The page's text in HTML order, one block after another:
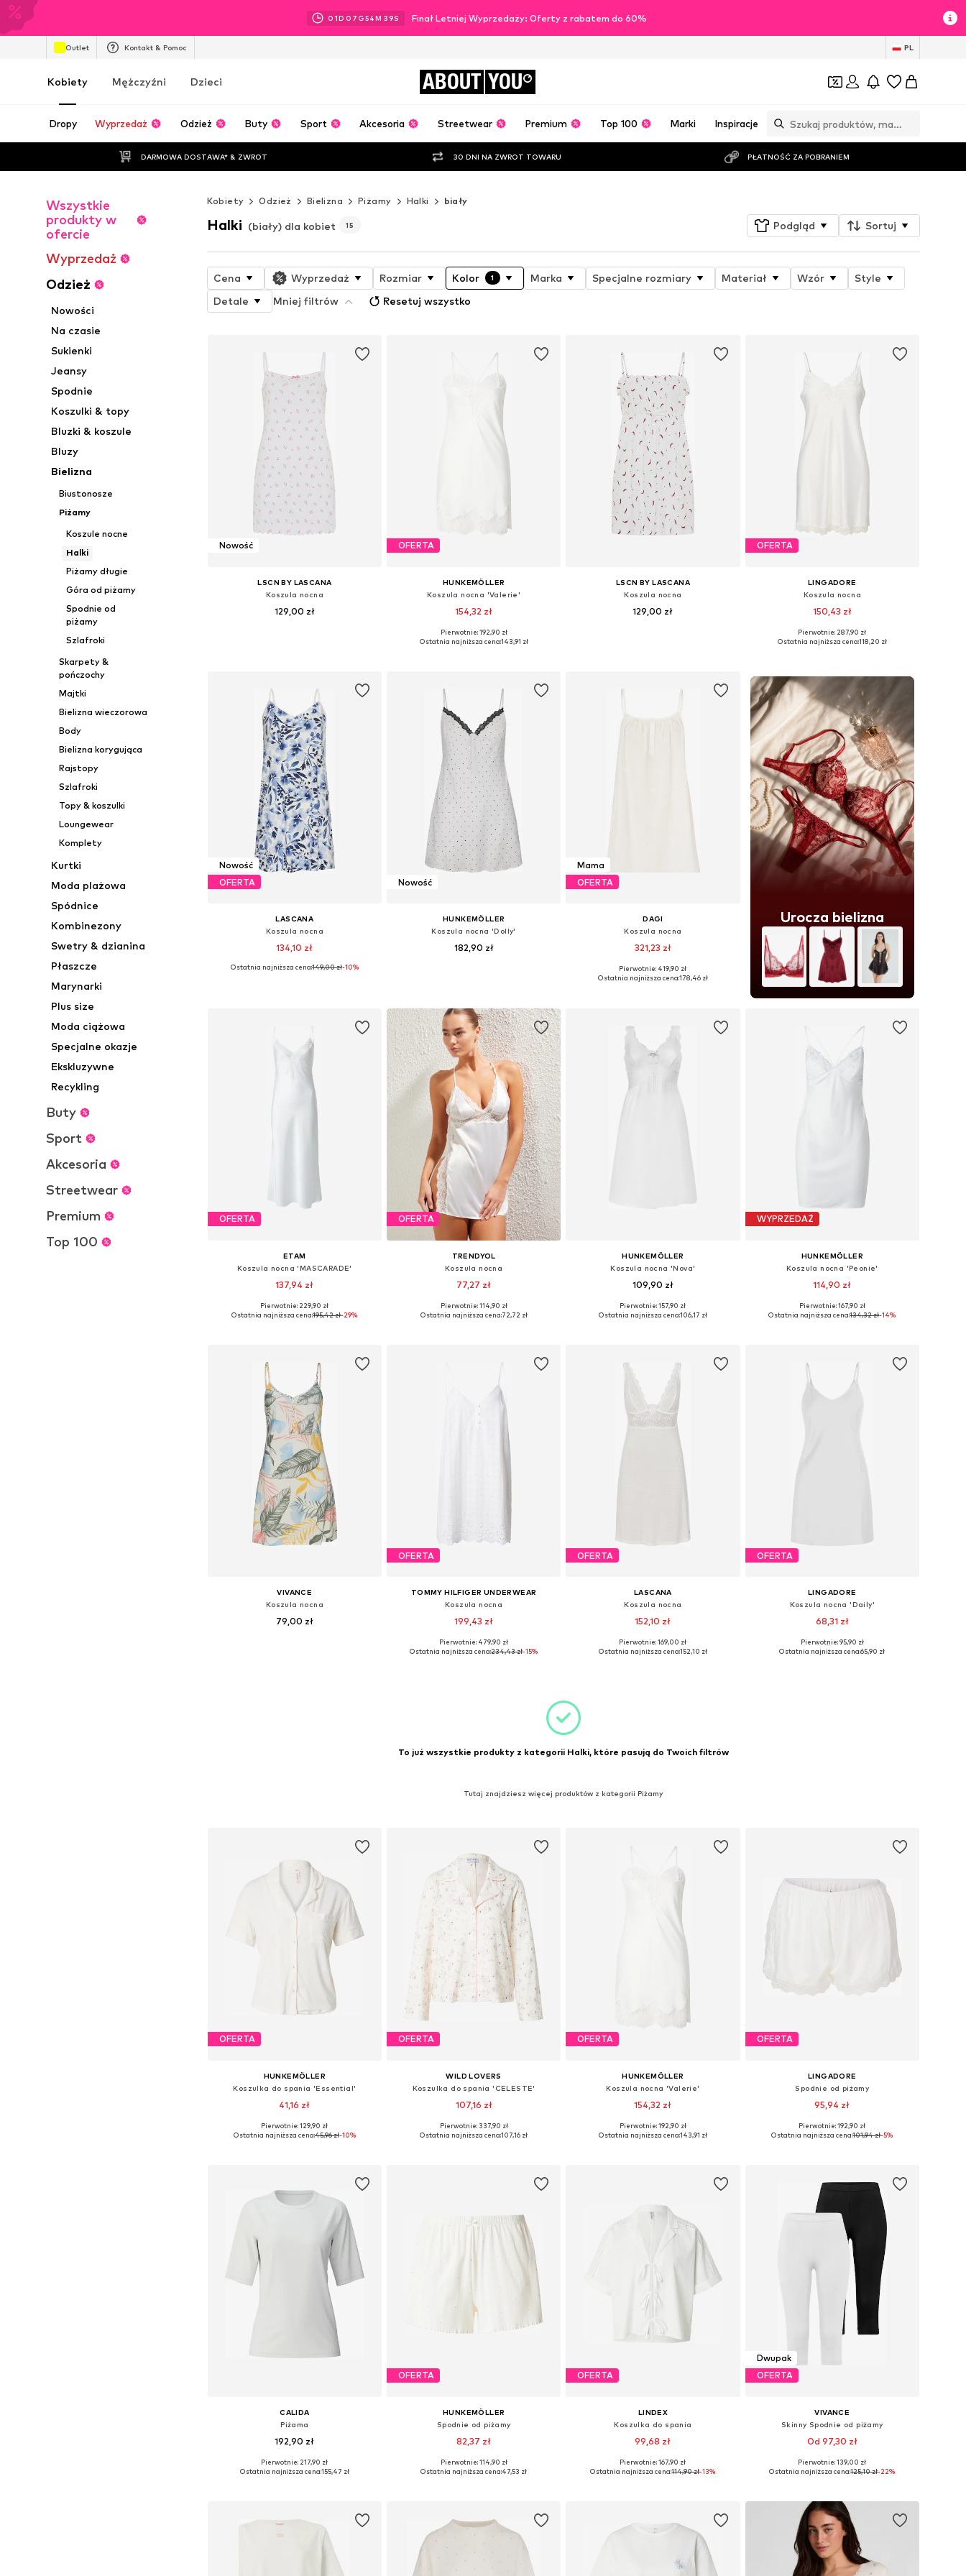
01D 07 G54M 37S Finał Letniej Wyprzedaży: Oferty z rabatem do 60%
Outlet Kontakt & Pomoc PL
Kobiety Mężczyźni Dzieci ABOUT YOU
Dropy Wyprzedaż Odzież Buty Sport Akcesoria Streetwear Premium Top 100 Marki Inspiracje
DARMOWA DOSTAWA* & ZWROT 30 DNI NA ZWROT TOWARU PŁATNOŚĆ ZA POBRANIEM
Wszystkie
produkty w
ofercie
Wyprzedaż
Odzież
Nowości
Na czasie
Sukienki
Jeansy
Spodnie
Koszulki & topy
Bluzki & koszule
Bluzy
Bielizna
Biustonosze
Piżamy
Koszule nocne
Halki
Piżamy długie
Góra od piżamy
Spodnie od
piżamy
Szlafroki
Skarpety &
pończochy
Majtki
Bielizna wieczorowa
Body
Bielizna korygująca
Rajstopy
Szlafroki
Topy & koszulki
Loungewear
Komplety
Kurtki
Moda plażowa
Spódnice
Kombinezony
Swetry & dzianina
Płaszcze
Marynarki
Plus size
Moda ciążowa
Specjalne okazje
Ekskluzywne
Recykling
Buty
Sport
Akcesoria
Streetwear
Premium
Top 100
Kobiety Odzież Bielizna Piżamy Halki biały
Halki (biały) dla kobiet 15 Podgląd Sortuj
Cena Wyprzedaż Rozmiar Kolor 1 Marka Specjalne rozmiary Materiał Wzór
Style
Detale
Mniej filtrów Resetuj wszystko
Nowość
LSCN BY LASCANA
Koszula nocna
129,00 zł
OFERTA
HUNKEMÖLLER
Koszula nocna 'Valerie'
154,32 zł
Dostępne rozmiary: 36, 38, 40
Pierwotnie: 192,90 zł
Ostatnia najniższa cena:143,91 zł
LSCN BY LASCANA
Koszula nocna
129,00 zł
OFERTA
LINGADORE
Koszula nocna
150,43 zł
Dostępne rozmiary: 34, 36, 38, 44
Pierwotnie: 287,90 zł
Ostatnia najniższa cena:118,20 zł
Nowość
OFERTA
LASCANA
Koszula nocna
134,10 zł
Dostępne rozmiary: 32-34, 36-38, 40-42
Ostatnia najniższa cena:149,00 zł-10%
Nowość
HUNKEMÖLLER
Koszula nocna 'Dolly'
182,90 zł
Mama
OFERTA
DAGI
Koszula nocna
321,23 zł
Dostępne rozmiary: 36, 38
Pierwotnie: 419,90 zł
Ostatnia najniższa cena:178,46 zł
Urocza bielizna
OFERTA
ETAM
Koszula nocna 'MASCARADE'
137,94 zł
Dostępne rozmiary: 34, 40
Pierwotnie: 229,90 zł
Ostatnia najniższa cena:195,42 zł-29%
OFERTA
TRENDYOL
Koszula nocna
77,27 zł
Dostępne rozmiary: 40
Pierwotnie: 114,90 zł
Ostatnia najniższa cena:72,72 zł
HUNKEMÖLLER
Koszula nocna 'Nova'
109,90 zł
Dostępne rozmiary: 34, 36, 42
Pierwotnie: 157,90 zł
Ostatnia najniższa cena:106,17 zł
WYPRZEDAŻ
HUNKEMÖLLER
Koszula nocna 'Peonie'
114,90 zł
Dostępne rozmiary: 34, 40, 42
Pierwotnie: 167,90 zł
Ostatnia najniższa cena:134,32 zł-14%
VIVANCE
Koszula nocna
79,00 zł
OFERTA
TOMMY HILFIGER UNDERWEAR
Koszula nocna
199,43 zł
Dostępne rozmiary: 38
Pierwotnie: 479,90 zł
Ostatnia najniższa cena:234,43 zł-15%
OFERTA
LASCANA
Koszula nocna
152,10 zł
Dostępne rozmiary: 32-34
Pierwotnie: 169,00 zł
Ostatnia najniższa cena:152,10 zł
OFERTA
LINGADORE
Koszula nocna 'Daily'
68,31 zł
+2
Dostępne rozmiary: 42
Pierwotnie: 95,90 zł
Ostatnia najniższa cena:65,90 zł
To już wszystkie produkty z kategorii Halki, które pasują do Twoich filtrów
Tutaj znajdziesz więcej produktów z kategorii Piżamy
OFERTA
HUNKEMÖLLER
Koszulka do spania 'Essential'
41,16 zł
Dostępne rozmiary: XS, S, M, L
Pierwotnie: 129,90 zł
Ostatnia najniższa cena:45,96 zł-10%
OFERTA
WILD LOVERS
Koszulka do spania 'CELESTE'
107,16 zł
Dostępne rozmiary: XS, S, M, L
Pierwotnie: 337,90 zł
Ostatnia najniższa cena:107,16 zł
OFERTA
HUNKEMÖLLER
Koszula nocna 'Valerie'
154,32 zł
Dostępne rozmiary: 36, 38, 40
Pierwotnie: 192,90 zł
Ostatnia najniższa cena:143,91 zł
OFERTA
LINGADORE
Spodnie od piżamy
95,94 zł
Dostępne rozmiary: XS, M, L
Pierwotnie: 192,90 zł
Ostatnia najniższa cena:101,94 zł-5%
CALIDA
Piżama
192,90 zł
Dostępne rozmiary: XS, S, M, L, XL
Pierwotnie: 217,90 zł
Ostatnia najniższa cena:155,47 zł
OFERTA
HUNKEMÖLLER
Spodnie od piżamy
82,37 zł
Dostępne rozmiary: XS, S, M, L, XL
Pierwotnie: 114,90 zł
Ostatnia najniższa cena:47,53 zł
OFERTA
LINDEX
Koszulka do spania
99,68 zł
Dostępne rozmiary: XS, S, M, L, XL
Pierwotnie: 167,90 zł
Ostatnia najniższa cena:114,90 zł-13%
Dwupak
OFERTA
VIVANCE
Skinny Spodnie od piżamy
Od 97,30 zł
+4
Pierwotnie: 139,00 zł
Ostatnia najniższa cena:125,10 zł-22%